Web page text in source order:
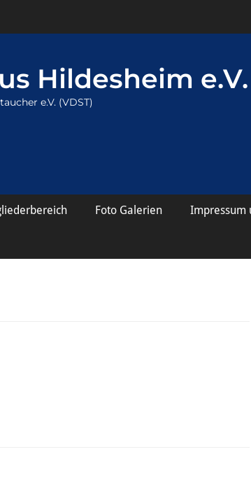
Hildesheim e.V.
e.V. (VDST)
Foto Galerien Impressum